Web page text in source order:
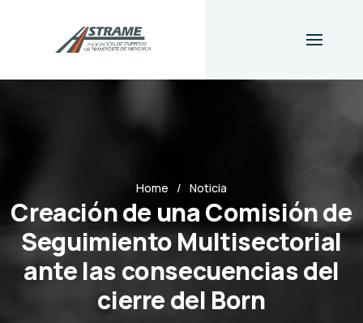
Home Noticia
Creación de una Comisión de
Seguimiento Multisectorial
ante las consecuencias del
cierre del Born